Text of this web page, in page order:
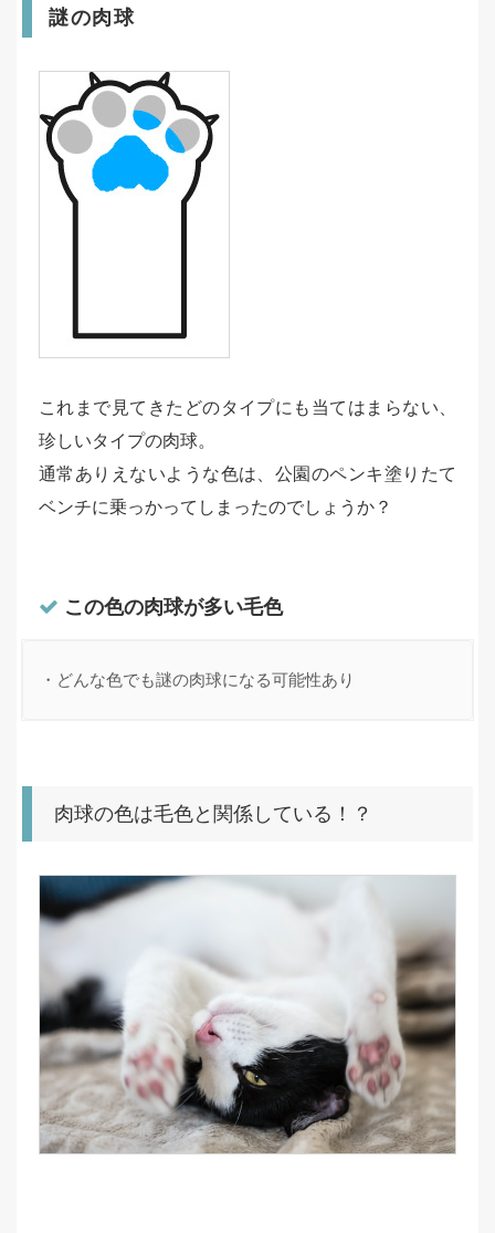
謎の肉球
これまで見てきたどのタイプにも当てはまらない、
珍しいタイプの肉球。
通常ありえないような色は、公園のペンキ塗りたて
ベンチに乗っかってしまったのでしょうか？
この色の肉球が多い毛色
・どんな色でも謎の肉球になる可能性あり
肉球の色は毛色と関係している！？